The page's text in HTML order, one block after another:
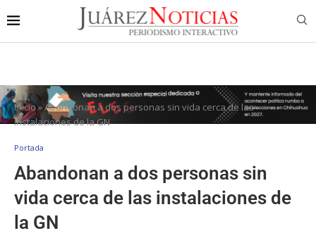
Inicio»Abandonan a dos personas sin vida cerca de las
instalaciones de la GN
Portada
Abandonan a dos personas sin
vida cerca de las instalaciones de
la GN